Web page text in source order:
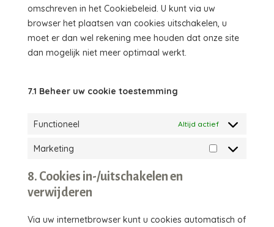
omschreven in het Cookiebeleid. U kunt via uw
browser het plaatsen van cookies uitschakelen, u
moet er dan wel rekening mee houden dat onze site
dan mogelijk niet meer optimaal werkt.
7.1 Beheer uw cookie toestemming
Functioneel Altijd actief
Marketing
Marketing
8. Cookies in-/uitschakelen en
verwijderen
Via uw internetbrowser kunt u cookies automatisch of